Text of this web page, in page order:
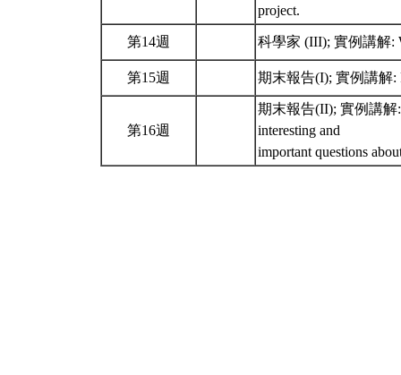
project.
第14週 科學家 (III); 實例講解:
第15週 期末報告(I); 實例講解:
第16週
期末報告(II); 實例講解:
interesting and
important questions